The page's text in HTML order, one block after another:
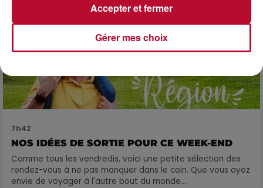
7h42
NOS IDÉES DE SORTIE POUR CE WEEK-END
Comme tous les vendredis, voici une petite sélection des
rendez-vous à ne pas manquer dans le coin. Que vous ayez
envie de voyager à l'autre bout du monde,...
Gérer mes choix
Accepter et fermer